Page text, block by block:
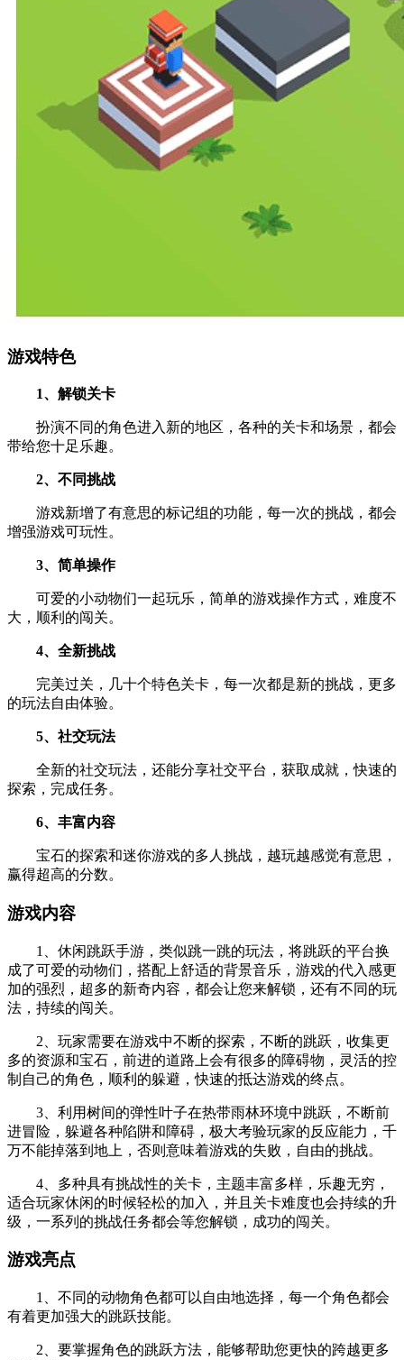
游戏特色
1、解锁关卡
扮演不同的角色进入新的地区，各种的关卡和场景，都会
带给您十足乐趣。
2、不同挑战
游戏新增了有意思的标记组的功能，每一次的挑战，都会
增强游戏可玩性。
3、简单操作
可爱的小动物们一起玩乐，简单的游戏操作方式，难度不
大，顺利的闯关。
4、全新挑战
完美过关，几十个特色关卡，每一次都是新的挑战，更多
的玩法自由体验。
5、社交玩法
全新的社交玩法，还能分享社交平台，获取成就，快速的
探索，完成任务。
6、丰富内容
宝石的探索和迷你游戏的多人挑战，越玩越感觉有意思，
赢得超高的分数。
游戏内容
1、休闲跳跃手游，类似跳一跳的玩法，将跳跃的平台换
成了可爱的动物们，搭配上舒适的背景音乐，游戏的代入感更
加的强烈，超多的新奇内容，都会让您来解锁，还有不同的玩
法，持续的闯关。
2、玩家需要在游戏中不断的探索，不断的跳跃，收集更
多的资源和宝石，前进的道路上会有很多的障碍物，灵活的控
制自己的角色，顺利的躲避，快速的抵达游戏的终点。
3、利用树间的弹性叶子在热带雨林环境中跳跃，不断前
进冒险，躲避各种陷阱和障碍，极大考验玩家的反应能力，千
万不能掉落到地上，否则意味着游戏的失败，自由的挑战。
4、多种具有挑战性的关卡，主题丰富多样，乐趣无穷，
适合玩家休闲的时候轻松的加入，并且关卡难度也会持续的升
级，一系列的挑战任务都会等您解锁，成功的闯关。
游戏亮点
1、不同的动物角色都可以自由地选择，每一个角色都会
有着更加强大的跳跃技能。
2、要掌握角色的跳跃方法，能够帮助您更快的跨越更多